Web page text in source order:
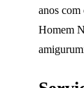
anos com
Homem